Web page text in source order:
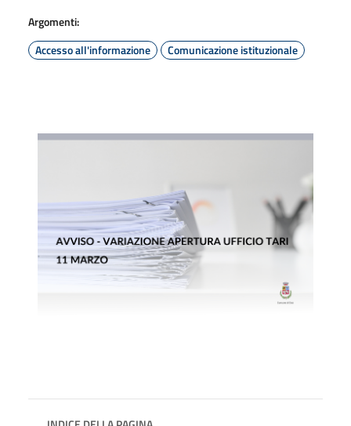
Argomenti:
Accesso all'informazione
Comunicazione istituzionale